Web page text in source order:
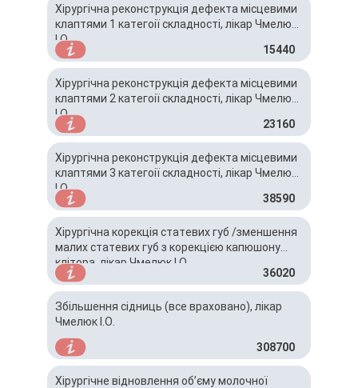
Хірургічна реконструкція дефекта місцевими
клаптями 1 категоії складності, лікар Чмелюк
І.О.
15440
Хірургічна реконструкція дефекта місцевими
клаптями 2 категоії складності, лікар Чмелюк
І.О.
23160
Хірургічна реконструкція дефекта місцевими
клаптями 3 категоії складності, лікар Чмелюк
І.О.
38590
Хірургічна корекція статевих губ /зменшення
малих статевих губ з корекцією капюшону
клітора, лікар Чмелюк І.О.
36020
Збільшення сідниць (все враховано), лікар
Чмелюк І.О.
308700
Хірургічне відновлення об’єму молочної